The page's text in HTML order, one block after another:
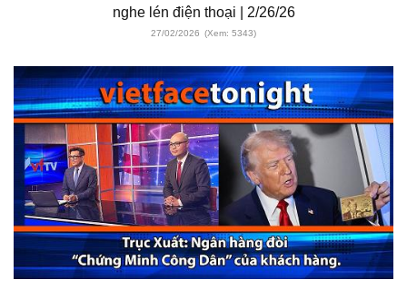
nghe lén điện thoại | 2/26/26
27/02/2026 (Xem: 5343)